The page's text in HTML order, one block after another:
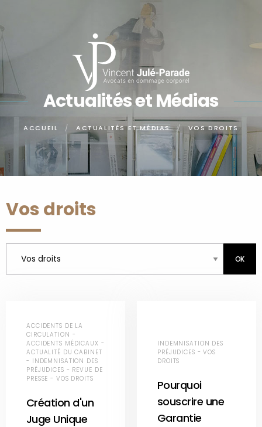
Panneau de gestion des cookies
Actualités et Médias
ACCUEIL ACTUALITÉS ET MÉDIAS VOS DROITS
Vos droits
ACCIDENTS DE LA
CIRCULATION -
ACCIDENTS MÉDICAUX -
ACTUALITÉ DU CABINET
- INDEMNISATION DES
PRÉJUDICES - REVUE DE
PRESSE - VOS DROITS
Création d'un
Juge Unique
INDEMNISATION DES
PRÉJUDICES - VOS
DROITS
Pourquoi
souscrire une
Garantie